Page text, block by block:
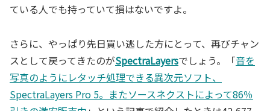
ている人でも持っていて損はないですよ。
さらに、やっぱり先日買い逃した方にとって、再びチャン
スとして戻ってきたのがSpectraLayersでしょう。「音を
写真のようにレタッチ処理できる異次元ソフト、
SpectraLayers Pro 5。またソースネクストによって86％